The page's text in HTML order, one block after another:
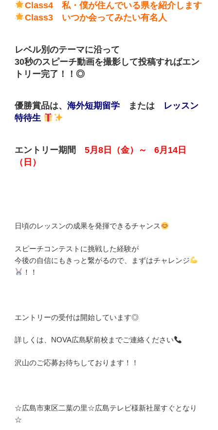
Class4 私・僕が住んでいる県を紹介します
Class3 いつか会ってみたい有名人
レベル別のテーマに沿って
30秒のスピーチ動画を撮影して投稿すればエン
トリー完了！！◎
優勝賞品は、 海外短期留学 または レッスン
特待生
エントリー期間 5月8日（金）～ 6月14日
（日）
日頃のレッスンの成果を発揮できるチャンス
スピーチコンテストに挑戦した経験が
今後の自信にもきっと繋がるので、まずはチャレンジ
！！
エントリーの受付は開始しています◎
詳しくは、NOVA広島駅前校までご連絡ください
沢山のご応募お待ちしております！！
☆広島市東区二葉の里☆広島テレビ様新社屋すぐとなり
☆